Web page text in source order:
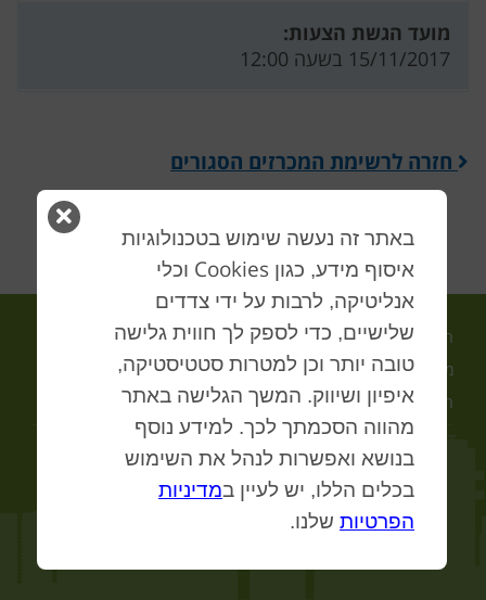
סגור
באתר זה נעשה שימוש בטכנולוגיות
איסוף מידע, כגון Cookies וכלי
אנליטיקה, לרבות על ידי צדדים
שלישיים, כדי לספק לך חווית גלישה
טובה יותר וכן למטרות סטטיסטיקה,
איפיון ושיווק. המשך הגלישה באתר
מהווה הסכמתך לכך. למידע נוסף
בנושא ואפשרות לנהל את השימוש
בכלים הללו, יש לעיין במדיניות
הפרטיות שלנו.
מועד הגשת הצעות:
15/11/2017 בשעה 12:00
חזרה לרשימת המכרזים הסגורים
ראשי אודות
תחומי פעילות
מכרזים פתוחים
צור קשר
מדיניות פרטיות
הצהרת נגישות
חוק חופש המידע מפת האתר
הרשות לפיתוח כלכלי תל אביב-יפו בע"מ. כל הזכויות שמורות.
Website byVolle'